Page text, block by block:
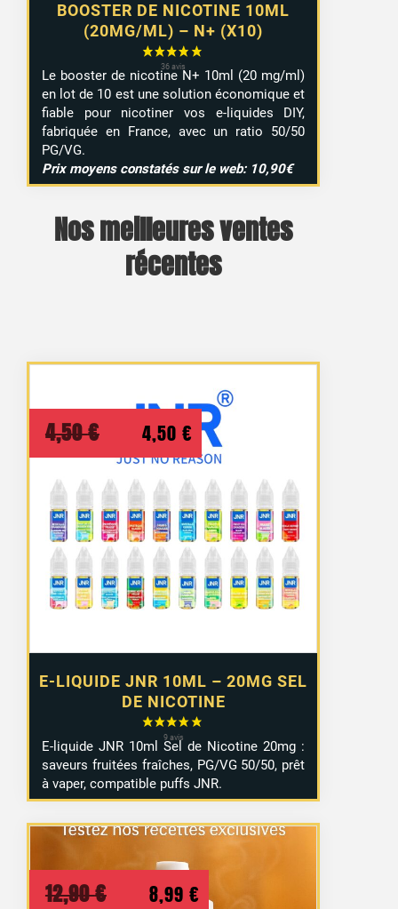
BOOSTER DE NICOTINE 10ML
(20MG/ML) – N+ (X10)
Le booster de nicotine N+ 10ml (20 mg/ml)
en lot de 10 est une solution économique et
fiable pour nicotiner vos e-liquides DIY,
fabriquée en France, avec un ratio 50/50
PG/VG.
Prix moyens constatés sur le web: 10,90€
Nos meilleures ventes
récentes
E-LIQUIDE JNR 10ML – 20MG SEL
DE NICOTINE
4,50€
Le
prix
initial
était :
4,50 €.
4,50 € Le
prix
actuel
est :
4,50 €.
E- liquideJNR 10mlSelde Nicotine20mg :
saveurs fruitées fraîches, PG/VG 50/50, prêt
àvaper,compatible puffs JNR.
12,90€
Le
8,99 €
Le